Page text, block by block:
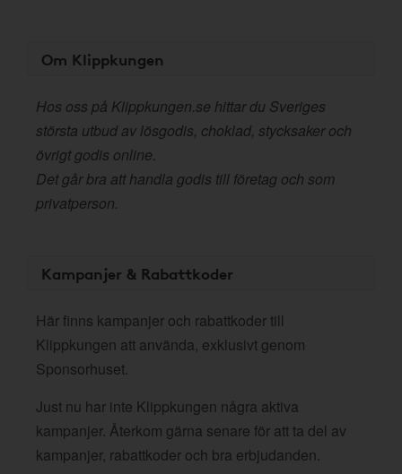
Om Klippkungen
Hos oss på Klippkungen.se hittar du Sveriges
största utbud av lösgodis, choklad, stycksaker och
övrigt godis online.
Det går bra att handla godis till företag och som
privatperson.
Kampanjer & Rabattkoder
Här finns kampanjer och rabattkoder till
Klippkungen att använda, exklusivt genom
Sponsorhuset.
Just nu har inte Klippkungen några aktiva
kampanjer. Återkom gärna senare för att ta del av
kampanjer, rabattkoder och bra erbjudanden.